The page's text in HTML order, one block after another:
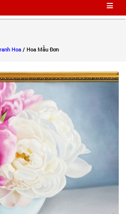
Hoa / Hoa Mẫu Đơn